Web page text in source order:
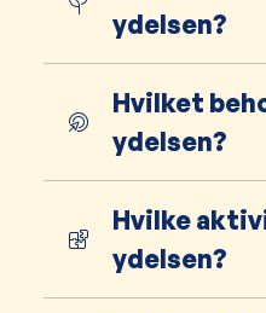
ydelsen?
Hvilket
ydelsen?
Hvilke
ydelsen?